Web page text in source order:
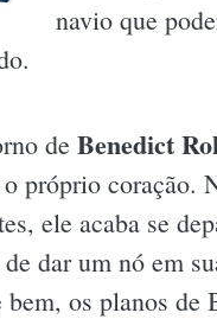
navio que
de Benedict
próprio coração.
ele acaba se
dar um nó em
bem, os planos